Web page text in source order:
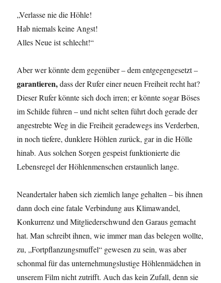
„Verlasse nie die Höhle!
Hab niemals keine Angst!
Alles Neue ist schlecht!“
Aber wer könnte dem gegenüber – dem entgegengesetzt –
garantieren,dass der Rufer einer neuen Freiheit recht hat?
Dieser Rufer könnte sich doch irren; er könnte sogar Böses
im Schilde führen – und nicht selten führt doch gerade der
angestrebte Weg in die Freiheit geradewegs ins Verderben,
in noch tiefere, dunklere Höhlen zurück, gar in die Hölle
hinab. Aus solchen Sorgen gespeist funktionierte die
Lebensregel der Höhlenmenschen erstaunlich lange.
Neandertaler haben sich ziemlich lange gehalten – bis ihnen
dann doch eine fatale Verbindung aus Klimawandel,
Konkurrenz und Mitgliederschwund den Garaus gemacht
hat. Man schreibt ihnen, wie immer man das belegen wollte,
zu, „Fortpflanzungsmuffel“ gewesen zu sein, was aber
schonmal für das unternehmungslustige Höhlenmädchen in
unserem Film nicht zutrifft. Auch das kein Zufall, denn sie